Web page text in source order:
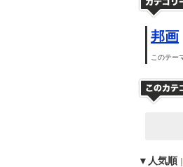
邦画
このテー
▼人気順